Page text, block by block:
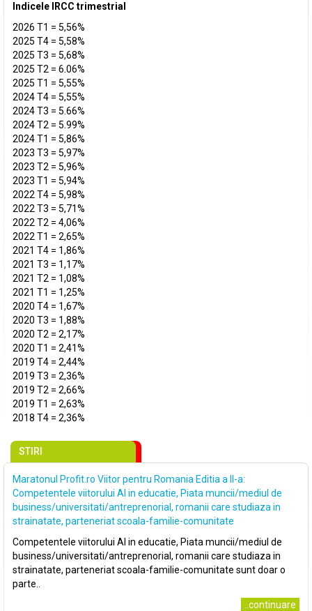
Indicele IRCC trimestrial
2026 T1 = 5,56%
2025 T4 = 5,58%
2025 T3 = 5,68%
2025 T2 = 6.06%
2025 T1 = 5,55%
2024 T4 = 5,55%
2024 T3 = 5.66%
2024 T2 = 5.99%
2024 T1 = 5,86%
2023 T3 = 5,97%
2023 T2 = 5,96%
2023 T1 = 5,94%
2022 T4 = 5,98%
2022 T3 = 5,71%
2022 T2 = 4,06%
2022 T1 = 2,65%
2021 T4 = 1,86%
2021 T3 = 1,17%
2021 T2 = 1,08%
2021 T1 = 1,25%
2020 T4 = 1,67%
2020 T3 = 1,88%
2020 T2 = 2,17%
2020 T1 = 2,41%
2019 T4 = 2,44%
2019 T3 = 2,36%
2019 T2 = 2,66%
2019 T1 = 2,63%
2018 T4 = 2,36%
STIRI
Maratonul Profit.ro Viitor pentru Romania Editia a II-a:
Competentele viitorului AI in educatie, Piata muncii/mediul de
business/universitati/antreprenorial, romanii care studiaza in
strainatate, parteneriat scoala-familie-comunitate
Competentele viitorului AI in educatie, Piata muncii/mediul de
business/universitati/antreprenorial, romanii care studiaza in
strainatate, parteneriat scoala-familie-comunitate sunt doar o
parte..
..continuare